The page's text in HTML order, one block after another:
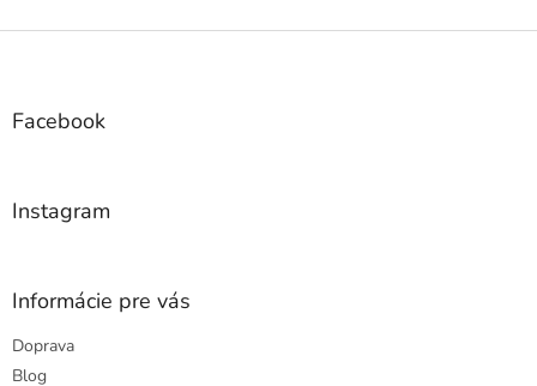
Z
Facebook
Instagram
Informácie pre vás
Doprava
Blog